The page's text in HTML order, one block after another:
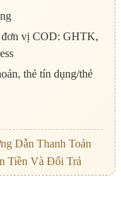
đơn vị COD: GHTK,
thẻ tín dụng/thẻ
Dẫn Thanh Toán
Tiền Và Đổi Trả